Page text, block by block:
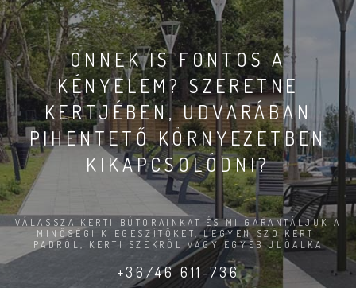
ÖNNEK IS FONTOS A
KÉNYELEM? SZERETNE
KERTJÉBEN, UDVARÁBAN
PIHENTETŐ KÖRNYEZETBEN
KIKAPCSOLÓDNI?
VÁLASSZA KERTI BÚTORAINKAT ÉS MI GARANTÁLJUK A
MINŐSÉGI KIEGÉSZÍTŐKET, LEGYEN SZÓ KERTI
PADRÓL, KERTI SZÉKRŐL VAGY EGYÉB ÜLŐALKA
+36/46 611-736